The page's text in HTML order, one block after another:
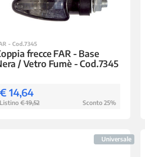
- Cod.7345
frecce FAR - Base
/ Vetro Fumè - Cod.7345
14,64
€ 19,52 Sconto 25%
Universale